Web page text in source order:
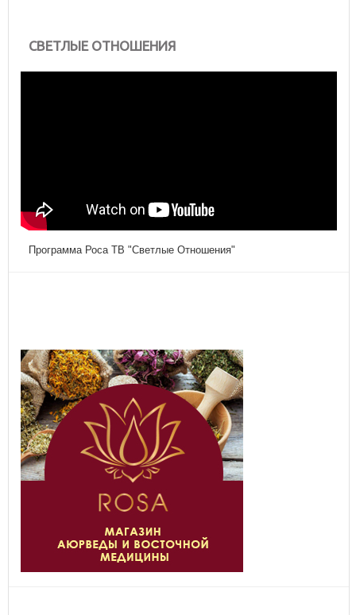
СВЕТЛЫЕ ОТНОШЕНИЯ
Программа Роса ТВ "Светлые Отношения"